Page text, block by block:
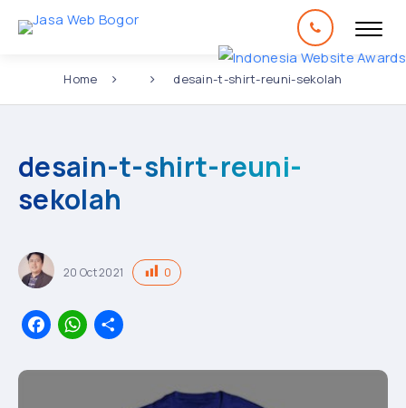
Home desain-t-shirt-reuni-sekolah
desain-t-shirt-reuni-
sekolah
20 Oct2021 0
Facebook
WhatsApp